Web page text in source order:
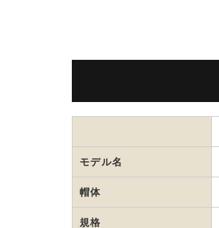
モデル名
帽体
規格